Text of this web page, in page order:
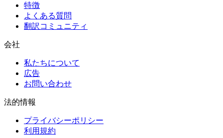
特徴
よくある質問
翻訳コミュニティ
会社
私たちについて
広告
お問い合わせ
法的情報
プライバシーポリシー
利用規約